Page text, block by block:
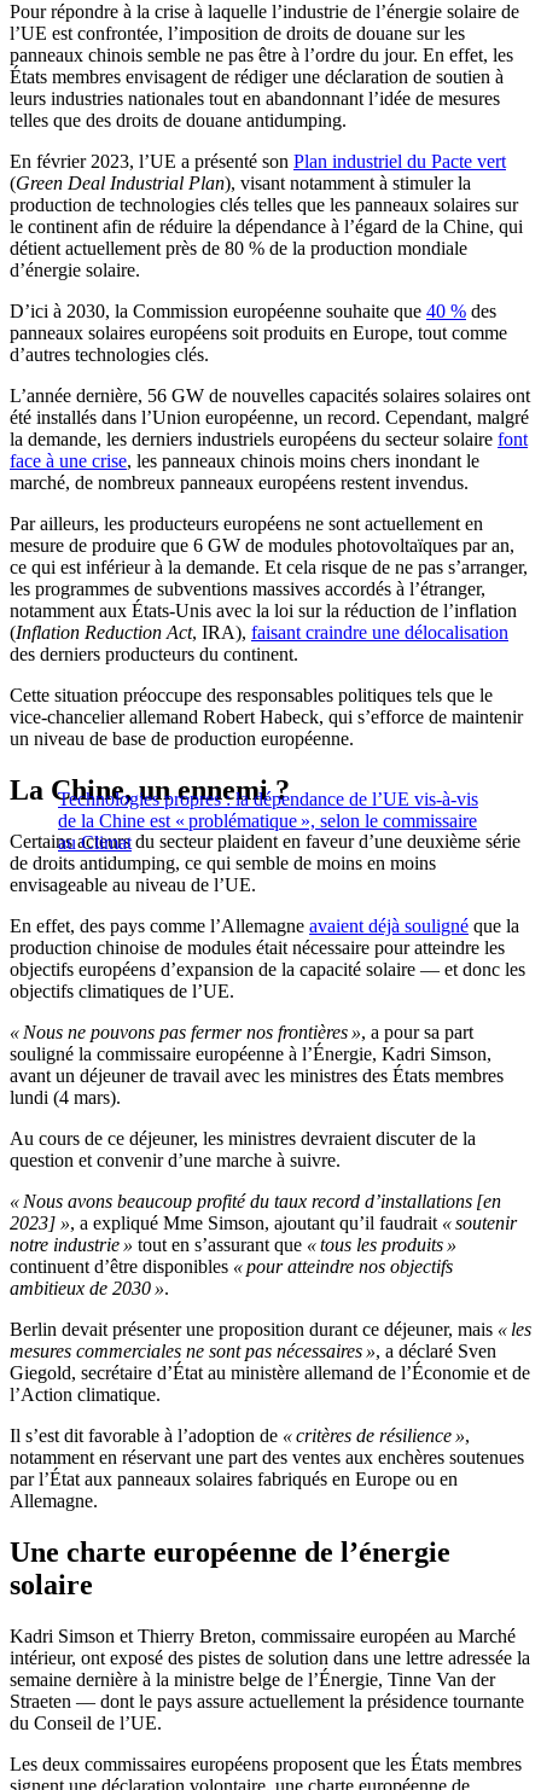
Pour répondre à la crise à laquelle l’industrie de l’énergie solaire de
l’UE est confrontée, l’imposition de droits de douane sur les
panneaux chinois semble ne pas être à l’ordre du jour. En effet, les
États membres envisagent de rédiger une déclaration de soutien à
leurs industries nationales tout en abandonnant l’idée de mesures
telles que des droits de douane antidumping.
En février 2023, l’UE a présenté son Plan industriel du Pacte vert
(Green Deal Industrial Plan), visant notamment à stimuler la
production de technologies clés telles que les panneaux solaires sur
le continent afin de réduire la dépendance à l’égard de la Chine, qui
détient actuellement près de 80 % de la production mondiale
d’énergie solaire.
D’ici à 2030, la Commission européenne souhaite que 40 % des
panneaux solaires européens soit produits en Europe, tout comme
d’autres technologies clés.
L’année dernière, 56 GW de nouvelles capacités solaires solaires ont
été installés dans l’Union européenne, un record. Cependant, malgré
la demande, les derniers industriels européens du secteur solaire font
face à une crise, les panneaux chinois moins chers inondant le
marché, de nombreux panneaux européens restent invendus.
Par ailleurs, les producteurs européens ne sont actuellement en
mesure de produire que 6 GW de modules photovoltaïques par an,
ce qui est inférieur à la demande. Et cela risque de ne pas s’arranger,
les programmes de subventions massives accordés à l’étranger,
notamment aux États-Unis avec la loi sur la réduction de l’inflation
(Inflation Reduction Act, IRA), faisant craindre une délocalisation
des derniers producteurs du continent.
Cette situation préoccupe des responsables politiques tels que le
vice-chancelier allemand Robert Habeck, qui s’efforce de maintenir
un niveau de base de production européenne.
Technologies propres : la dépendance de l’UE vis-à-vis
de la Chine est « problématique », selon le commissaire
au Climat
La Chine, un ennemi ?
Certains acteurs du secteur plaident en faveur d’une deuxième série
de droits antidumping, ce qui semble de moins en moins
envisageable au niveau de l’UE.
En effet, des pays comme l’Allemagne avaient déjà souligné que la
production chinoise de modules était nécessaire pour atteindre les
objectifs européens d’expansion de la capacité solaire — et donc les
objectifs climatiques de l’UE.
« Nous ne pouvons pas fermer nos frontières », a pour sa part
souligné la commissaire européenne à l’Énergie, Kadri Simson,
avant un déjeuner de travail avec les ministres des États membres
lundi (4 mars).
Au cours de ce déjeuner, les ministres devraient discuter de la
question et convenir d’une marche à suivre.
« Nous avons beaucoup profité du taux record d’installations [en
2023] », a expliqué Mme Simson, ajoutant qu’il faudrait « soutenir
notre industrie » tout en s’assurant que « tous les produits »
continuent d’être disponibles « pour atteindre nos objectifs
ambitieux de 2030 ».
Berlin devait présenter une proposition durant ce déjeuner, mais « les
mesures commerciales ne sont pas nécessaires », a déclaré Sven
Giegold, secrétaire d’État au ministère allemand de l’Économie et de
l’Action climatique.
Il s’est dit favorable à l’adoption de « critères de résilience »,
notamment en réservant une part des ventes aux enchères soutenues
par l’État aux panneaux solaires fabriqués en Europe ou en
Allemagne.
Une charte européenne de l’énergie
solaire
Kadri Simson et Thierry Breton, commissaire européen au Marché
intérieur, ont exposé des pistes de solution dans une lettre adressée la
semaine dernière à la ministre belge de l’Énergie, Tinne Van der
Straeten — dont le pays assure actuellement la présidence tournante
du Conseil de l’UE.
Les deux commissaires européens proposent que les États membres
signent une déclaration volontaire, une charte européenne de